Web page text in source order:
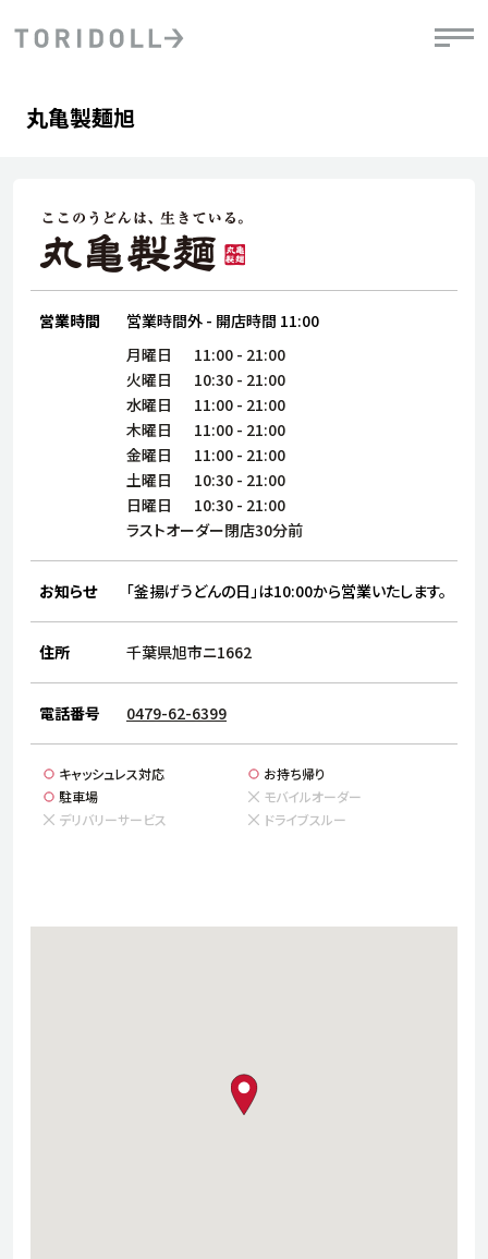
会社情報
株主・投資家情報
サステナビリティ
ブランド
店舗検索
店舗一覧
採用情報
よくある質問・お問い合わせ
日本語 English
デジタルトランス
フォーメーション戦略
DXビジョン2028
粟田社長が語る
トリドールのサステナビリティ
ステークホルダーとの
丸亀製麺旭
営業時間 営業時間外 - 開店時間 11:00
月曜日 11:00 - 21:00
火曜日
10:30 - 21:00
水曜日
11:00 - 21:00
木曜日
11:00 - 21:00
金曜日
11:00 - 21:00
土曜日
10:30 - 21:00
日曜日
10:30 - 21:00
ラストオーダー閉店30分前
お知らせ 「釜揚げうどんの日」は10:00から営業いたします。
住所 千葉県旭市ニ1662
電話番号 0479-62-6399
キャッシュレス対応
お持ち帰り
駐車場
モバイルオーダー
デリバリーサービス
ドライブスルー
map pin